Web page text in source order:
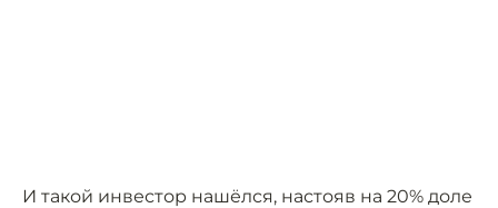
И такой инвестор нашёлся, настояв на 20% доле